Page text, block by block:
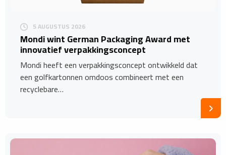
5 AUGUSTUS 2026
Mondi wint German Packaging Award met
innovatief verpakkingsconcept
Mondi heeft een verpakkingsconcept ontwikkeld dat
een golfkartonnen omdoos combineert met een
recyclebare…